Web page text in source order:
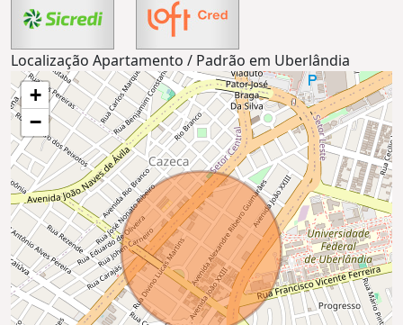
Localização Apartamento / Padrão em Uberlândia
+
−